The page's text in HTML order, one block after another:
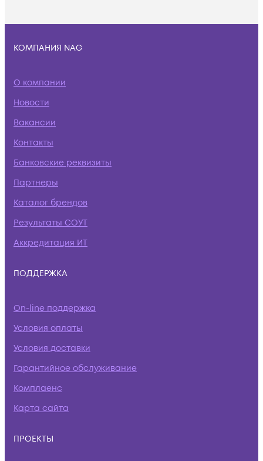
КОМПАНИЯ NAG
О компании
Новости
Вакансии
Контакты
Банковские реквизиты
Партнеры
Каталог брендов
Результаты СОУТ
Аккредитация ИТ
ПОДДЕРЖКА
On-line поддержка
Условия оплаты
Условия доставки
Гарантийное обслуживание
Комплаенс
Карта сайта
ПРОЕКТЫ